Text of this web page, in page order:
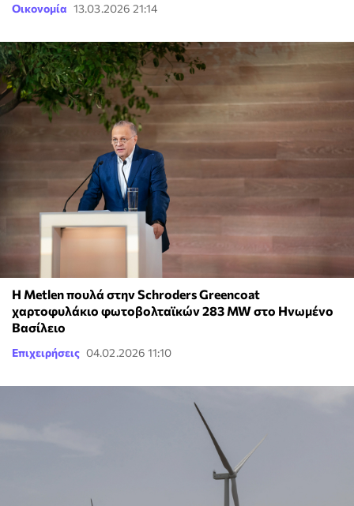
Οικονομία 13.03.2026 21:14
H Metlen πουλά στην Schroders Greencoat
χαρτοφυλάκιο φωτοβολταϊκών 283 MW στο Ηνωμένο
Βασίλειο
Επιχειρήσεις 04.02.2026 11:10